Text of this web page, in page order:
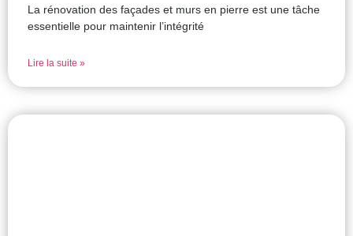
La rénovation des façades et murs en pierre est une tâche
essentielle pour maintenir l’intégrité
Lire la suite »